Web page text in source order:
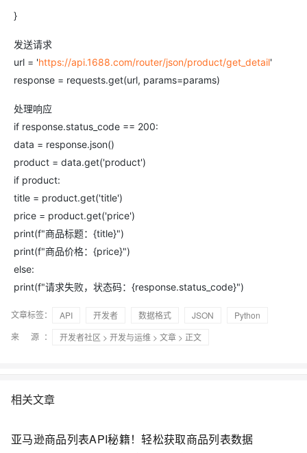
}
发送请求
url = 'https://api.1688.com/router/json/product/get_detail'
response = requests.get(url, params=params)
处理响应
if response.status_code == 200:
data = response.json()
product = data.get('product')
if product:
title = product.get('title')
price = product.get('price')
print(f"商品标题：{title}")
print(f"商品价格：{price}")
else:
print(f"请求失败，状态码：{response.status_code}")
文章标签： API 开发者 数据格式 JSON
Python
来 源：
开发者社区 > 开发与运维 > 文章 > 正文
相关文章
亚马逊商品列表API秘籍！轻松获取商品列表数据